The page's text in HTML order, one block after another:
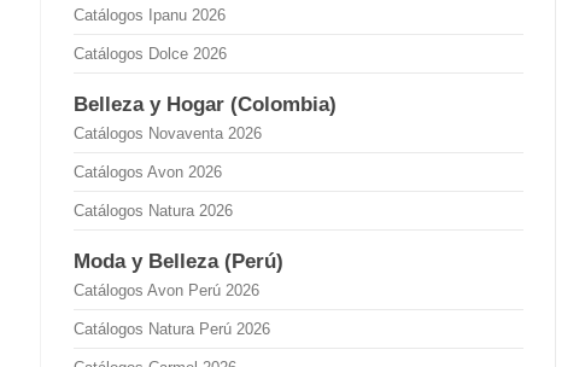
Catálogos Ipanu 2026
Catálogos Dolce 2026
Belleza y Hogar (Colombia)
Catálogos Novaventa 2026
Catálogos Avon 2026
Catálogos Natura 2026
Moda y Belleza (Perú)
Catálogos Avon Perú 2026
Catálogos Natura Perú 2026